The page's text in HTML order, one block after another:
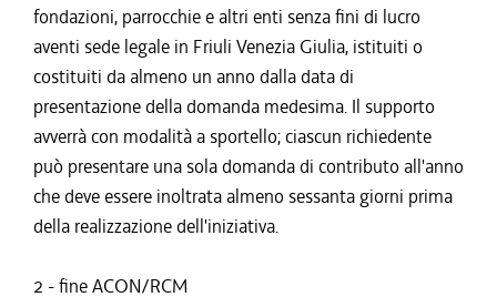
fondazioni, parrocchie e altri enti senza fini di lucro
aventi sede legale in Friuli Venezia Giulia, istituiti o
costituiti da almeno un anno dalla data di
presentazione della domanda medesima. Il supporto
avverrà con modalità a sportello; ciascun richiedente
può presentare una sola domanda di contributo all'anno
che deve essere inoltrata almeno sessanta giorni prima
della realizzazione dell'iniziativa.
2 - fine ACON/RCM